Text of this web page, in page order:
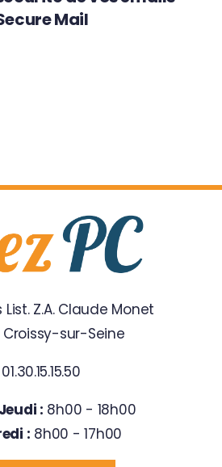
Mail
List. Z.A. Claude Monet
Croissy-sur-Seine
01.30.15.15.50
: 8h00 - 18h00
: 8h00 - 17h00